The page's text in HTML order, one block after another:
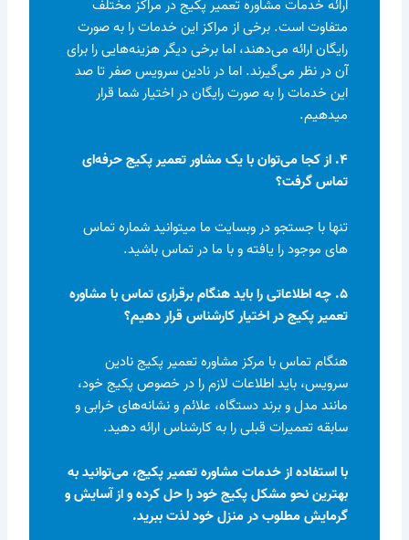
ارائه خدمات مشاوره تعمیر پکیج در مراکز مختلف
متفاوت است. برخی از مراکز این خدمات را به صورت
رایگان ارائه می‌دهند، اما برخی دیگر هزینه‌هایی را برای
آن در نظر می‌گیرند. اما در نادین سرویس صفر تا صد
این خدمات را به صورت رایگان در اختیار شما قرار
میدهیم.
۴. از کجا می‌توان با یک مشاور تعمیر پکیج حرفه‌ای
تماس گرفت؟
تنها با جستجو در وبسایت ما میتوانید شماره تماس
های موجود را یافته و با ما در تماس باشید.
۵. چه اطلاعاتی را باید هنگام برقراری تماس با مشاوره
تعمیر پکیج در اختیار کارشناس قرار دهیم؟
هنگام تماس با مرکز مشاوره تعمیر پکیج نادین
سرویس، باید اطلاعات لازم را در خصوص پکیج خود،
مانند مدل و برند دستگاه، علائم و نشانه‌های خرابی و
سابقه تعمیرات قبلی را به کارشناس ارائه دهید.
با استفاده از خدمات مشاوره تعمیر پکیج، می‌توانید به
بهترین نحو مشکل پکیج خود را حل کرده و از آسایش و
گرمایش مطلوب در منزل خود لذت ببرید.